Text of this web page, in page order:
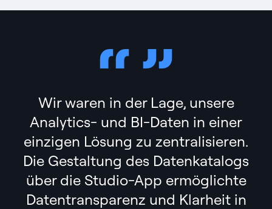
Wir waren in der Lage, unsere
Analytics- und BI-Daten in einer
einzigen Lösung zu zentralisieren.
Die Gestaltung des Datenkatalogs
über die Studio-App ermöglichte
Datentransparenz und Klarheit in